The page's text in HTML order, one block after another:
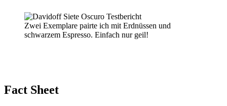
Zwei Exemplare pairte ich mit Erdnüssen und
schwarzem Espresso. Einfach nur geil!
Fact Sheet